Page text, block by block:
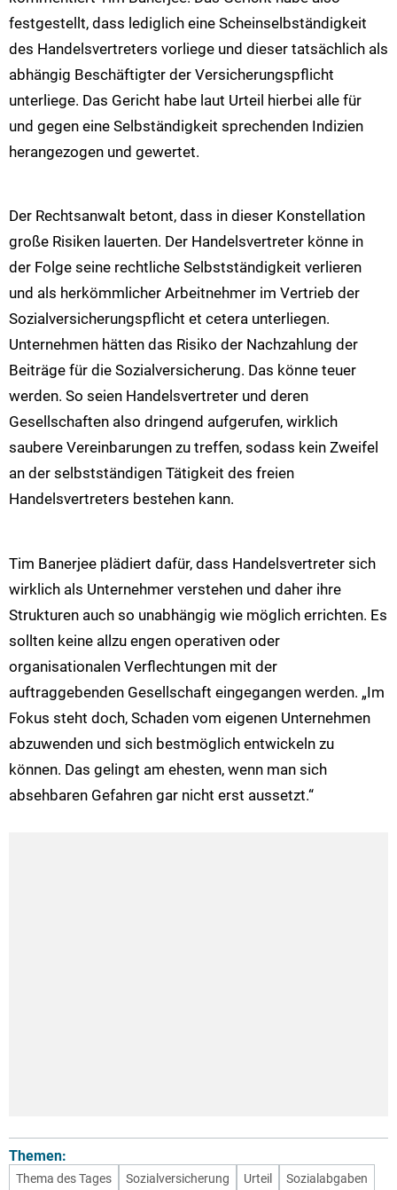
festgestellt, dass lediglich eine Scheinselbständigkeit
des Handelsvertreters vorliege und dieser tatsächlich als
abhängig Beschäftigter der Versicherungspflicht
unterliege. Das Gericht habe laut Urteil hierbei alle für
und gegen eine Selbständigkeit sprechenden Indizien
herangezogen und gewertet.
Der Rechtsanwalt betont, dass in dieser Konstellation
große Risiken lauerten. Der Handelsvertreter könne in
der Folge seine rechtliche Selbstständigkeit verlieren
und als herkömmlicher Arbeitnehmer im Vertrieb der
Sozialversicherungspflicht et cetera unterliegen.
Unternehmen hätten das Risiko der Nachzahlung der
Beiträge für die Sozialversicherung. Das könne teuer
werden. So seien Handelsvertreter und deren
Gesellschaften also dringend aufgerufen, wirklich
saubere Vereinbarungen zu treffen, sodass kein Zweifel
an der selbstständigen Tätigkeit des freien
Handelsvertreters bestehen kann.
Tim Banerjee plädiert dafür, dass Handelsvertreter sich
wirklich als Unternehmer verstehen und daher ihre
Strukturen auch so unabhängig wie möglich errichten. Es
sollten keine allzu engen operativen oder
organisationalen Verflechtungen mit der
auftraggebenden Gesellschaft eingegangen werden. „Im
Fokus steht doch, Schaden vom eigenen Unternehmen
abzuwenden und sich bestmöglich entwickeln zu
können. Das gelingt am ehesten, wenn man sich
absehbaren Gefahren gar nicht erst aussetzt.“
Themen:
Thema des Tages Sozialversicherung Urteil
Sozialabgaben